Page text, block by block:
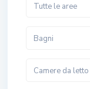
Tutte le aree
Bagni
Camere da letto